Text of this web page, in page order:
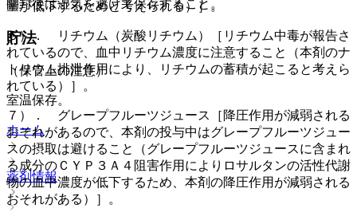
開封後は湿気を避けて保存すること。
貯法
（保管上の注意）
室温保存。
ホーム
薬剤情報
量が低下するためと考えられる）］。
６）． リチウム（炭酸リチウム）［リチウム中毒が報告さ
れているので、血中リチウム濃度に注意すること（本剤のナ
トリウム排泄作用により、リチウムの蓄積が起こると考えら
れている）］。
７）． グレープフルーツジュース［降圧作用が減弱される
おそれがあるので、本剤の投与中はグレープフルーツジュー
スの摂取は避けること（グレープフルーツジュースに含まれ
る成分のＣＹＰ３Ａ４阻害作用によりロサルタンの活性代謝
物の血中濃度が低下するため、本剤の降圧作用が減弱される
おそれがある）］。